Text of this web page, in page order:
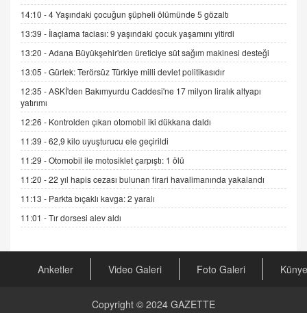
ADEM AKÖL
Esed Destekçilerinin Yüzüne Vurulan Şamar:
Sednaya
11.12.2024 12:30
DR. EKREM ASLAN
Cümlesinin Peşinden
19.07.2025 12:45
GÖNÜL MENEKŞE
Şifacının Yolu
04.11.2025 12:56
AV. RÜMEYSA ÖZKALE
Arabulucuya Başvuru Şartı
23.09.2023 16:30
Değişen yapısıyla Suriye
14:10 -4 Yaşındaki çocuğun şüpheli ölümünde 5 gözaltı
13:39 - İlaçlama faciası: 9 yaşındaki çocuk yaşamını yitirdi
13:20 -Adana Büyükşehir'den üreticiye süt sağım makinesi desteği
13:05 -Gürlek: Terörsüz Türkiye milli devlet politikasıdır
12:35 -ASKİ'den Bakımyurdu Caddesi'ne 17 milyon liralık altyapı
yatırımı
12:26 - Kontrolden çıkan otomobil iki dükkana daldı
11:39 -62,9 kilo uyuşturucu ele geçirildi
11:29 -Otomobil ile motosiklet çarpıştı: 1 ölü
11:20 -22 yıl hapis cezası bulunan firari havalimanında yakalandı
11:13 - Parkta bıçaklı kavga: 2 yaralı
11:01 -Tır dorsesi alev aldı
Anketler Video Galeri Foto Galeri Künye
Copyright © 2024 GAZETTE